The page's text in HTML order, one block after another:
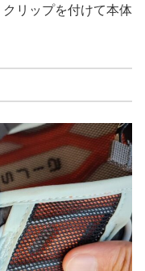
リップを付けて本体